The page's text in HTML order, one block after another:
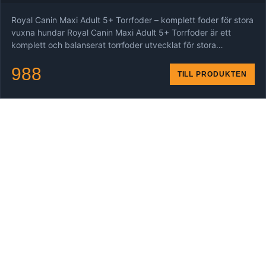
Royal Canin Maxi Adult 5+ Torrfoder – komplett foder för stora
vuxna hundar Royal Canin Maxi Adult 5+ Torrfoder är ett
komplett och balanserat torrfoder utvecklat för stora…
988 TILL PRODUKTEN